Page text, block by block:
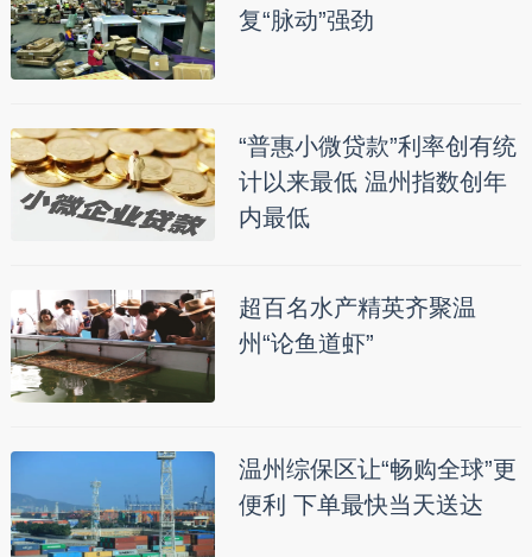
复“脉动”强劲
“普惠小微贷款”利率创有统
计以来最低 温州指数创年
内最低
超百名水产精英齐聚温
州“论鱼道虾”
温州综保区让“畅购全球”更
便利 下单最快当天送达